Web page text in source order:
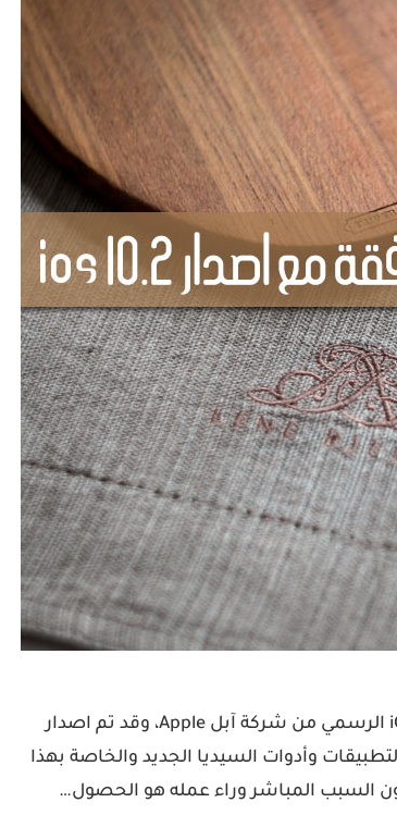
قبل أسابيع فقط حصل مستخدمي الآي فون والآي باد على تحديث iOS 10.2 الرسمي من شركة آبل Apple، وقد تم اصدار
وأدوات السيديا الجديد والخاصة بهذا